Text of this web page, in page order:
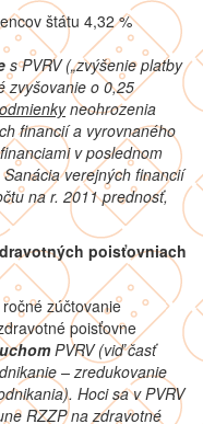
štátu 4,32 %
s PVRV („zvýšenie platby
zvyšovanie o 0,25
neohrozenia
financií a vyrovnaného
v poslednom
verejných financií
na r. 2011 prednosť,
poisťovniach
zúčtovanie
poisťovne
PVRV (viď časť
– zredukovanie
Hoci sa v PVRV
RZZP na zdravotné